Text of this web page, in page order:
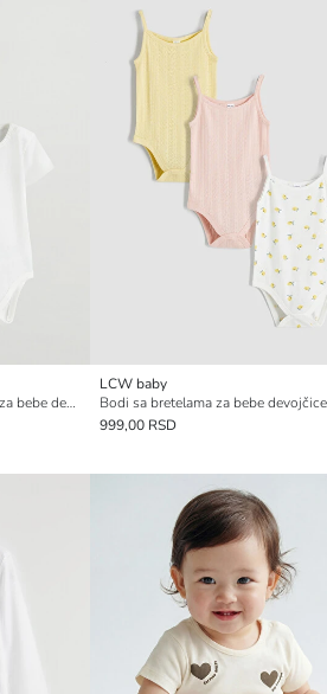
Bodi sa kopčanjem i štampom za bebe devojčice, 2-pakovanje
LCW baby
999,00 RSD